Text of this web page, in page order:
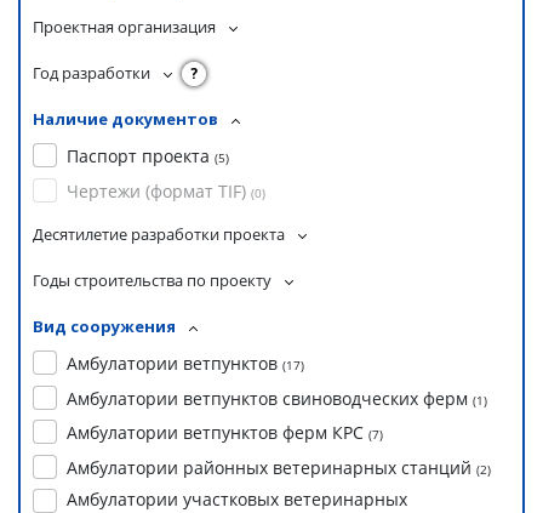
Проектная организация
Год разработки ?
Наличие документов
Паспорт проекта (5)
Чертежи (формат TIF) (0)
Десятилетие разработки проекта
Годы строительства по проекту
Вид сооружения
Амбулатории ветпунктов (17)
Амбулатории ветпунктов свиноводческих ферм (1)
Амбулатории ветпунктов ферм КРС (7)
Амбулатории районных ветеринарных станций (2)
Амбулатории участковых ветеринарных